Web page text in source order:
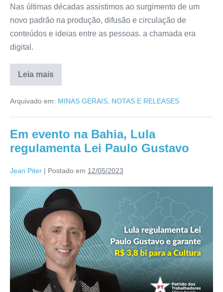
Nas últimas décadas assistimos ao surgimento de um
novo padrão na produção, difusão e circulação de
conteúdos e ideias entre as pessoas. a chamada era
digital.
Leia mais
Arquivado em: MINAS GERAIS, NOTAS E RELEASES
Em evento na Bahia, Lula
regulamenta Lei Paulo Gustavo
Jean Piter | Postado em 12/05/2023